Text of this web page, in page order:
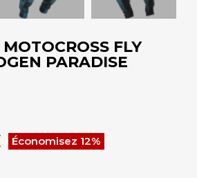
FLY
PARADISE
Économisez 12%